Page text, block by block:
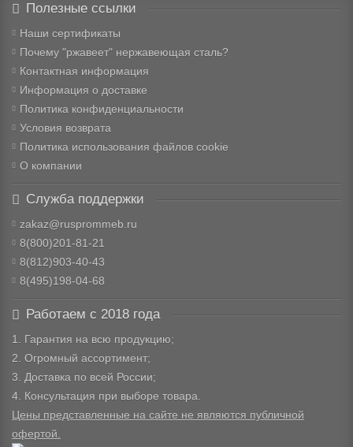
Полезные ссылки
Наши сертификаты
Почему "ржавеет" нержавеющая сталь?
Контактная информация
Информация о доставке
Политика конфиденциальности
Условия возврата
Политика использования файлов cookie
О компании
Служба поддержки
zakaz@rusprommeb.ru
8(800)201-81-21
8(812)903-40-43
8(495)198-04-68
Работаем с 2018 года
1. Гарантия на всю продукцию;
2. Огромный ассортимент;
3. Доставка по всей России;
4. Консультация при выборе товара.
Цены представленные на сайте не являются публичной
офертой.